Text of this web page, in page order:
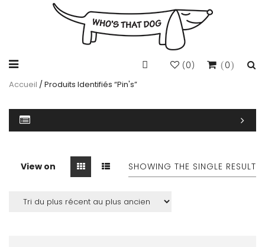
0
(0)
Accueil / Produits Identifiés “pin's”
View on SHOWING THE SINGLE RESULT